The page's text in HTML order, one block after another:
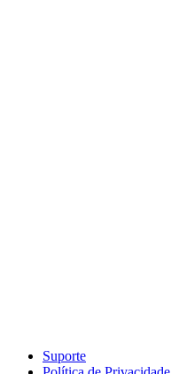
Suporte